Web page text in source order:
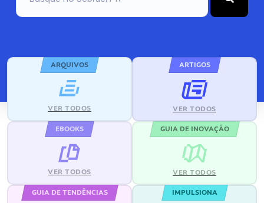
ARQUIVOS
VER TODOS
ARTIGOS
VER TODOS
EBOOKS
VER TODOS
GUIA DE INOVAÇÃO
VER TODOS
GUIA DE TENDÊNCIAS IMPULSIONA